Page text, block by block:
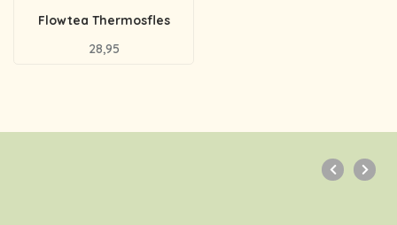
Flowtea Thermosfles
28,95